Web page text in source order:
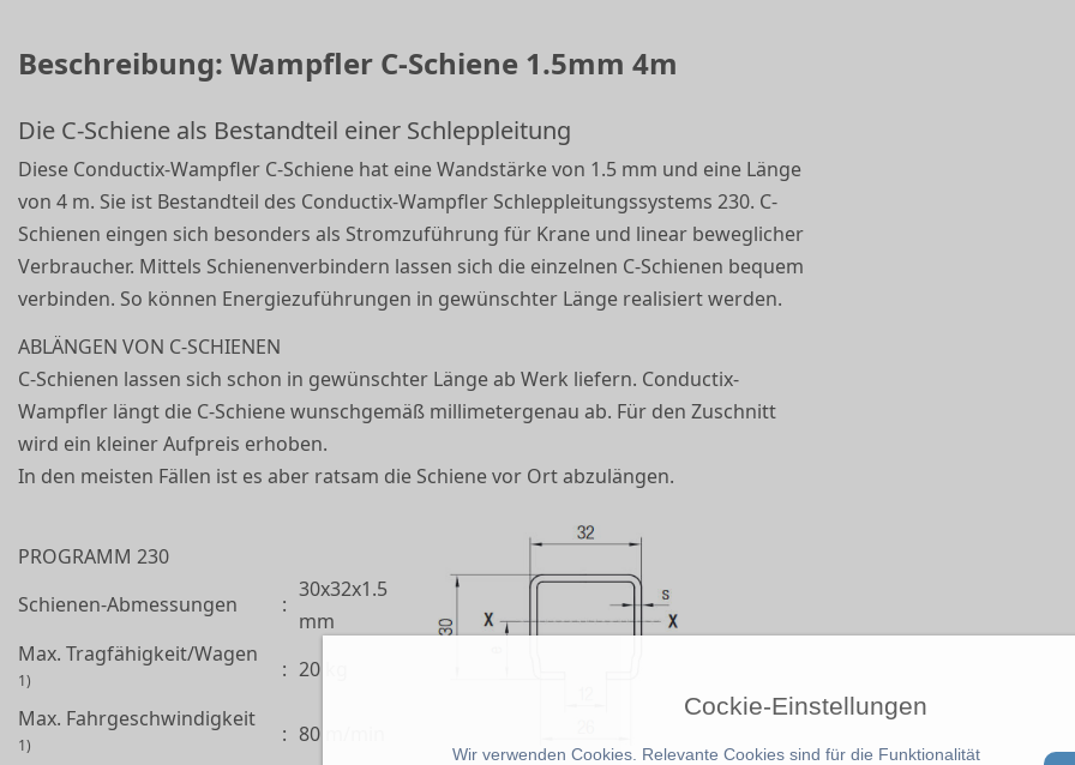
Cockie-Einstellungen
Wir verwenden Cookies. Relevante Cookies sind für die Funktionalität
Beschreibung: Wampfler C-Schiene 1.5mm 4m
Die C-Schiene als Bestandteil einer Schleppleitung
Diese Conductix-Wampfler C-Schiene hat eine Wandstärke von 1.5 mm und eine Länge
von 4 m. Sie ist Bestandteil des Conductix-Wampfler Schleppleitungssystems 230. C-
Schienen eingen sich besonders als Stromzuführung für Krane und linear beweglicher
Verbraucher. Mittels Schienenverbindern lassen sich die einzelnen C-Schienen bequem
verbinden. So können Energiezuführungen in gewünschter Länge realisiert werden.
ABLÄNGEN VON C-SCHIENEN
C-Schienen lassen sich schon in gewünschter Länge ab Werk liefern. Conductix-
Wampfler längt die C-Schiene wunschgemäß millimetergenau ab. Für den Zuschnitt
wird ein kleiner Aufpreis erhoben.
In den meisten Fällen ist es aber ratsam die Schiene vor Ort abzulängen.
PROGRAMM 230
Schienen-Abmessungen
:
30x32x1.5
mm
Max. Tragfähigkeit/Wagen
1) : 20 kg
Max. Fahrgeschwindigkeit
1) : 80 m/min